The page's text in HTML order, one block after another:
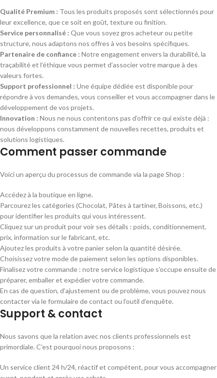
Qualité Premium : Tous les produits proposés sont sélectionnés pour
leur excellence, que ce soit en goût, texture ou finition.
Service personnalisé : Que vous soyez gros acheteur ou petite
structure, nous adaptons nos offres à vos besoins spécifiques.
Partenaire de confiance : Notre engagement envers la durabilité, la
traçabilité et l’éthique vous permet d’associer votre marque à des
valeurs fortes.
Support professionnel : Une équipe dédiée est disponible pour
répondre à vos demandes, vous conseiller et vous accompagner dans le
développement de vos projets.
Innovation : Nous ne nous contentons pas d’offrir ce qui existe déjà :
nous développons constamment de nouvelles recettes, produits et
solutions logistiques.
Comment passer commande
Voici un aperçu du processus de commande via la page Shop :
Accédez à la boutique en ligne.
Parcourez les catégories (Chocolat, Pâtes à tartiner, Boissons, etc.)
pour identifier les produits qui vous intéressent.
Cliquez sur un produit pour voir ses détails : poids, conditionnement,
prix, information sur le fabricant, etc.
Ajoutez les produits à votre panier selon la quantité désirée.
Choisissez votre mode de paiement selon les options disponibles.
Finalisez votre commande : notre service logistique s’occupe ensuite de
préparer, emballer et expédier votre commande.
En cas de question, d’ajustement ou de problème, vous pouvez nous
contacter via le formulaire de contact ou l’outil d’enquête.
Support & contact
Nous savons que la relation avec nos clients professionnels est
primordiale. C’est pourquoi nous proposons :
Un service client 24 h/24, réactif et compétent, pour vous accompagner